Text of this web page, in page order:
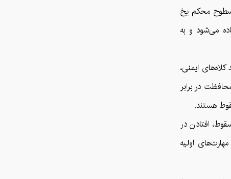
سطوح محکم یخ
می‌شود و به
ایمنی،
در برابر
هستند.
افتادن در
اولیه